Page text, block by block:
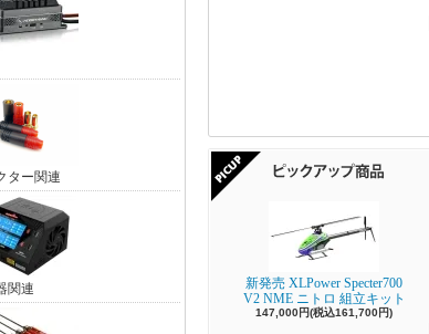
ター関連
関連
新発売 XLPower Specter700
V2 NME ニトロ 組立キット
147,000円(税込161,700円)